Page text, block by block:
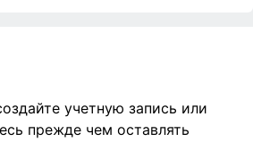
учетную запись или
прежде чем оставлять